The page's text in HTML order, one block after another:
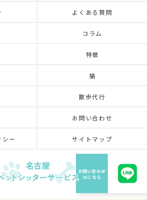
よくある質問
コラム
特徴
猫
散歩代行
お問い合わせ
シー サイトマップ